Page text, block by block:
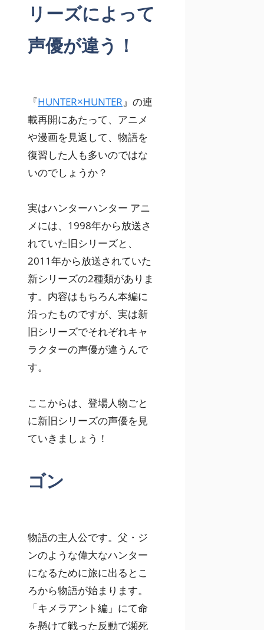
リーズによって
声優が違う！
『HUNTER×HUNTER』の連
載再開にあたって、アニメ
や漫画を見返して、物語を
復習した人も多いのではな
いのでしょうか？
実はハンターハンター アニ
メには、1998年から放送さ
れていた旧シリーズと、
2011年から放送されていた
新シリーズの2種類がありま
す。内容はもちろん本編に
沿ったものですが、実は新
旧シリーズでそれぞれキャ
ラクターの声優が違うんで
す。
ここからは、登場人物ごと
に新旧シリーズの声優を見
ていきましょう！
ゴン
物語の主人公です。父・ジ
ンのような偉大なハンター
になるために旅に出るとこ
ろから物語が始まります。
「キメラアント編」にて命
を懸けて戦った反動で瀕死